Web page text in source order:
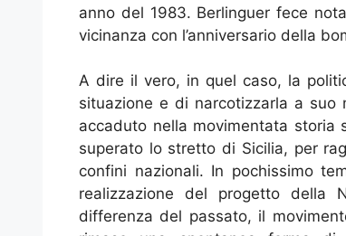
anno del 1983. Berlinguer fece
vicinanza con l’anniversario della
A dire il vero, in quel caso, la
situazione e di narcotizzarla a
accaduto nella movimentata storia
superato lo stretto di Sicilia, per
confini nazionali. In pochissimo
realizzazione del progetto della
differenza del passato, il